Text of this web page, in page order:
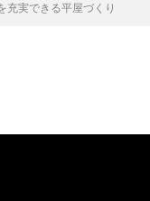
充実できる平屋づくり